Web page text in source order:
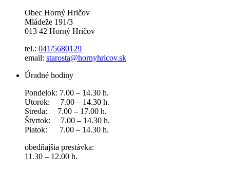
Obec Horný Hričov
Mládeže 191/3
013 42 Horný Hričov
tel.: 041/5680129
email: starosta@hornyhricov.sk
Úradné hodiny
Pondelok: 7.00 – 14.30 h.
Utorok: 7.00 – 14.30 h.
Streda: 7.00 – 17.00 h.
Štvrtok: 7.00 – 14.30 h.
Piatok: 7.00 – 14.30 h.
obedňajšia prestávka:
11.30 – 12.00 h.